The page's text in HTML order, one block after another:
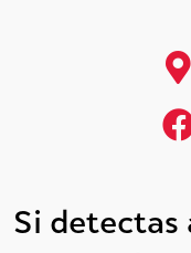
Si detectas